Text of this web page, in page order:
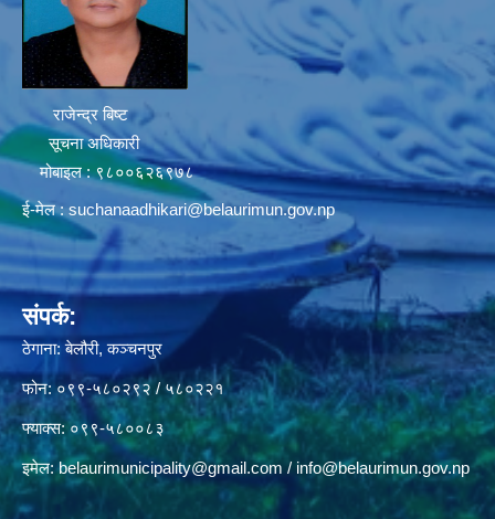
राजेन्द्र बिष्ट
सूचना अधिकारी
मोबाइल : ९८००६२६९७८
ई-मेल : suchanaadhikari@belaurimun.gov.np
संपर्क:
ठेगाना: बेलौरी, कञ्चनपुर
फोन: ०९९-५८०२९२ / ५८०२२१
फ्याक्स: ०९९-५८००८३
इमेल:belaurimunicipality@gmail.com / info@belaurimun.gov.np